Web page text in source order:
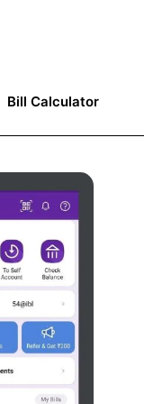
Bill Calculator